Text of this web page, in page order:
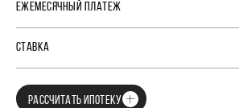
ЕЖЕМЕСЯЧНЫЙ ПЛАТЕЖ
СТАВКА
РАССЧИТАТЬ ИПОТЕКУ